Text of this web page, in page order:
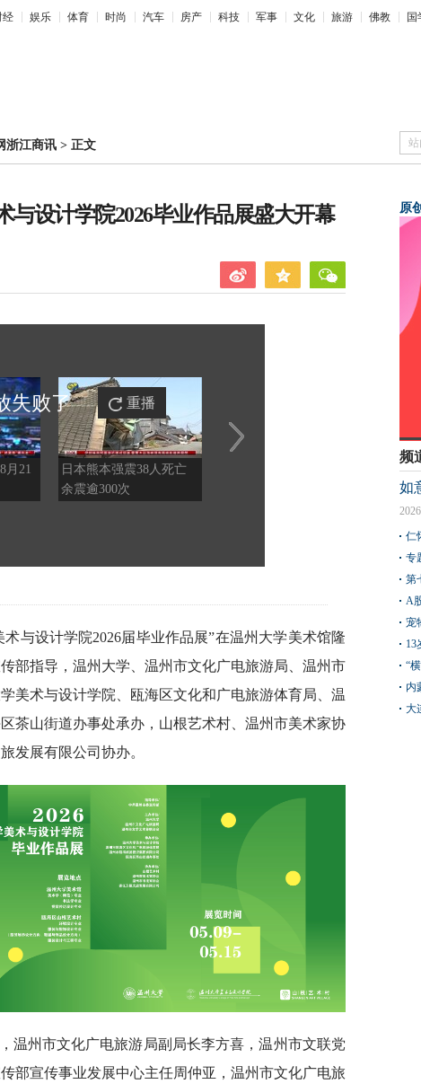
经 娱乐 体育 时尚 汽车 房产 科技 军事 文化 旅游 佛教 国
浙江商讯 > 正文
设计学院2026毕业作品展盛大开幕
失败了 重播
月21
日本熊本强震38人死亡
余震逾300次
深圳
量迎
与设计学院2026届毕业作品展”在温州大学美术馆隆
部指导，温州大学、温州市文化广电旅游局、温州市
美术与设计学院、瓯海区文化和广电旅游体育局、温
茶山街道办事处承办，山根艺术村、温州市美术家协
发展有限公司协办。
温州市文化广电旅游局副局长李方喜，温州市文联党
部宣传事业发展中心主任周仲亚，温州市文化广电旅
原
频
如
仁
专
第
A
宠
13
“
内
大